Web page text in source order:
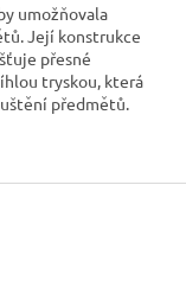
umožňovala
Její konstrukce
přesné
tryskou, která
předmětů.